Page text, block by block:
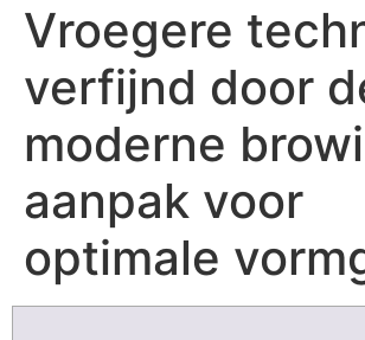
Vroegere
verfijnd door
moderne
aanpak voor
optimale